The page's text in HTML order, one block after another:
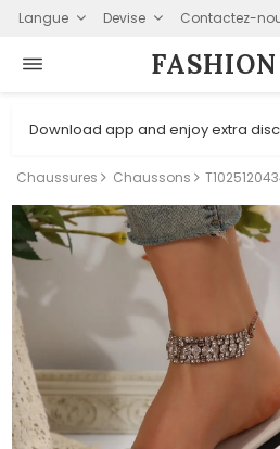
Langue Devise Contactez-
FASHION⁠
Download app and enjoy extra
Chaussures Chaussons